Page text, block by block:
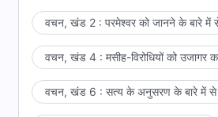
वचन, खंड 2 : परमेश्वर को जानने के बारे में से
वचन, खंड 4 : मसीह-विरोधियों को उजागर
वचन, खंड 6 : सत्य के अनुसरण के बारे में से